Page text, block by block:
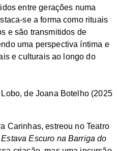
entre gerações numa
se a forma como rituais
e são transmitidos de
uma perspectiva íntima e
e culturais ao longo do
de Joana Botelho (2025
Carinhas, estreou no Teatro
Estava Escuro na Barriga do